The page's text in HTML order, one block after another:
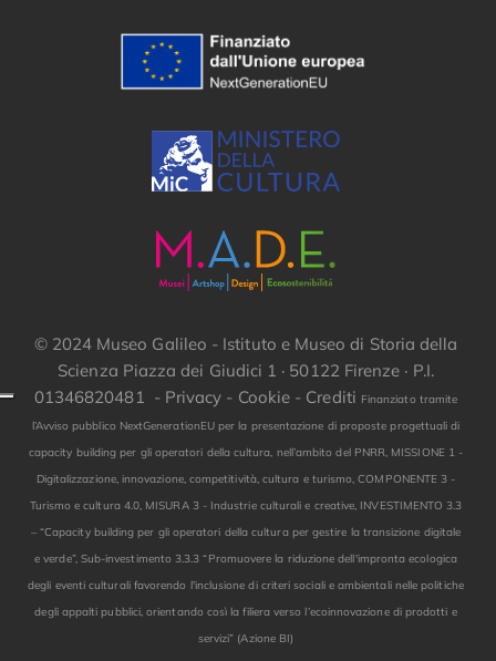
© 2024 Museo Galileo - Istituto e Museo di Storia della
Scienza Piazza dei Giudici 1 · 50122 Firenze · P.I.
01346820481 - Privacy - Cookie - Crediti Finanziato tramite
l’Avviso pubblico NextGenerationEU per la presentazione di proposte progettuali di
capacity building per gli operatori della cultura, nell’ambito del PNRR, MISSIONE 1 -
Digitalizzazione, innovazione, competitività, cultura e turismo, COMPONENTE 3 -
Turismo e cultura 4.0, MISURA 3 - Industrie culturali e creative, INVESTIMENTO 3.3
– “Capacity building per gli operatori della cultura per gestire la transizione digitale
e verde”, Sub-investimento 3.3.3 “Promuovere la riduzione dell'impronta ecologica
degli eventi culturali favorendo l'inclusione di criteri sociali e ambientali nelle politiche
degli appalti pubblici, orientando così la filiera verso l’ecoinnovazione di prodotti e
servizi” (Azione BI)